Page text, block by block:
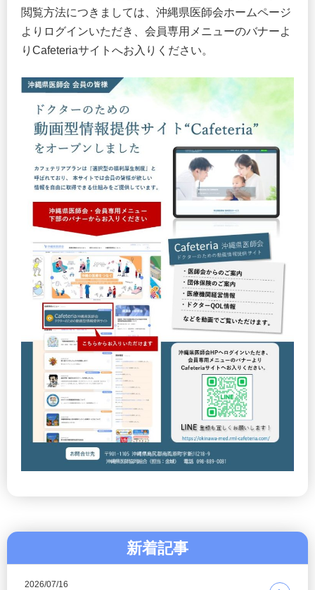
閲覧方法につきましては、沖縄県医師会ホームページ
よりログインいただき、会員専用メニューのバナーよ
りCafeteriaサイトへお入りください。
新着記事
2026/07/16